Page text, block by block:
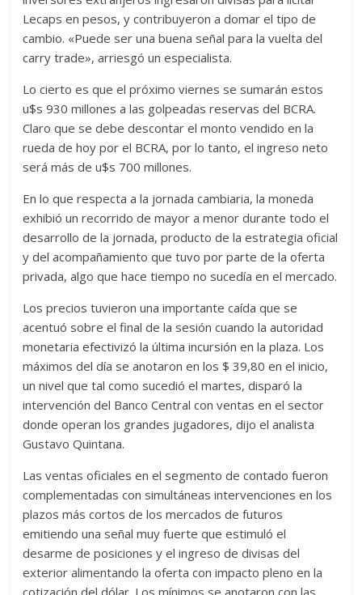
Lecaps en pesos, y contribuyeron a domar el tipo de
cambio. «Puede ser una buena señal para la vuelta del
carry trade», arriesgó un especialista.
Lo cierto es que el próximo viernes se sumarán estos
u$s 930 millones a las golpeadas reservas del BCRA.
Claro que se debe descontar el monto vendido en la
rueda de hoy por el BCRA, por lo tanto, el ingreso neto
será más de u$s 700 millones.
En lo que respecta a la jornada cambiaria, la moneda
exhibió un recorrido de mayor a menor durante todo el
desarrollo de la jornada, producto de la estrategia oficial
y del acompañamiento que tuvo por parte de la oferta
privada, algo que hace tiempo no sucedía en el mercado.
Los precios tuvieron una importante caída que se
acentuó sobre el final de la sesión cuando la autoridad
monetaria efectivizó la última incursión en la plaza. Los
máximos del día se anotaron en los $ 39,80 en el inicio,
un nivel que tal como sucedió el martes, disparó la
intervención del Banco Central con ventas en el sector
donde operan los grandes jugadores, dijo el analista
Gustavo Quintana.
Las ventas oficiales en el segmento de contado fueron
complementadas con simultáneas intervenciones en los
plazos más cortos de los mercados de futuros
emitiendo una señal muy fuerte que estimuló el
desarme de posiciones y el ingreso de divisas del
exterior alimentando la oferta con impacto pleno en la
cotización del dólar. Los mínimos se anotaron con las